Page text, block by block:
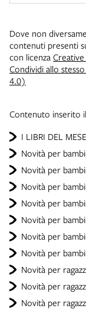
I LIBRI DEL
Novità per
Novità per
Novità per
Novità per
Novità per
Novità per
Novità per
Novità per
Novità per
Novità per
Dove non
contenuti presenti
con licenza
Condividi allo
4.0)
Contenuto inserito